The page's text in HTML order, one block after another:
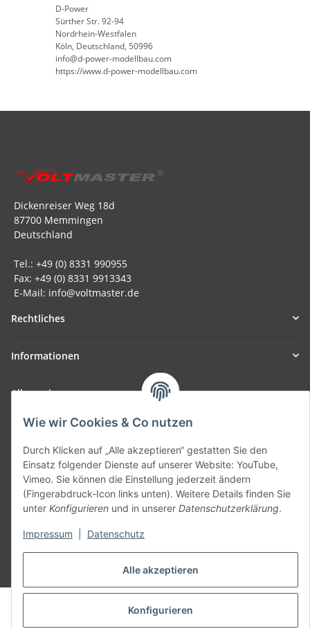
Alle akzeptieren
Konfigurieren
Wie wir Cookies & Co nutzen
Durch Klicken auf „Alle akzeptieren“ gestatten Sie den
Einsatz folgender Dienste auf unserer Website: YouTube,
Vimeo. Sie können die Einstellung jederzeit ändern
(Fingerabdruck-Icon links unten). Weitere Details finden Sie
unter Konfigurieren und in unserer Datenschutzerklärung.
Impressum Datenschutz
D-Power
Sürther Str. 92-94
Nordrhein-Westfalen
Köln, Deutschland, 50996
info@d-power-modellbau.com
https://www.d-power-modellbau.com
Dickenreiser Weg 18d
87700 Memmingen
Deutschland
Tel.: +49 (0) 8331 990955
Fax: +49 (0) 8331 9913343
E-Mail: info@voltmaster.de
Rechtliches
Informationen
Allgemein
Teil unseres Netzwerks:
SmoliTec - Safety. Simplified. Worldwide. ( B2B Shop )
Vertrag widerrufen
* Alle Preise inkl. gesetzlicher USt., zzgl.Versand
© voltmaster.de
Powered byJTL-Shop